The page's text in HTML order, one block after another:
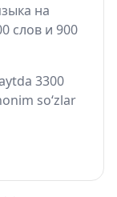
на
слов и 900
3300
so‘zlar